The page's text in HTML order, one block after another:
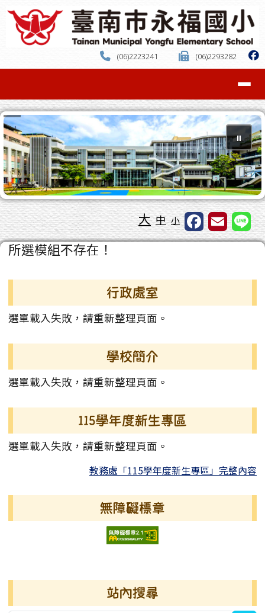
跳至主內容區
臺南市中西區永福國小
(06)2223241 (06)2293282
⏸
工具列 大 中 小
主內容區域
所選模組不存在！
行政處室
選單載入失敗，請重新整理頁面。
學校簡介
選單載入失敗，請重新整理頁面。
115學年度新生專區
選單載入失敗，請重新整理頁面。
教務處「115學年度新生專區」完整內容
無障礙標章
站內搜尋
頁尾區域